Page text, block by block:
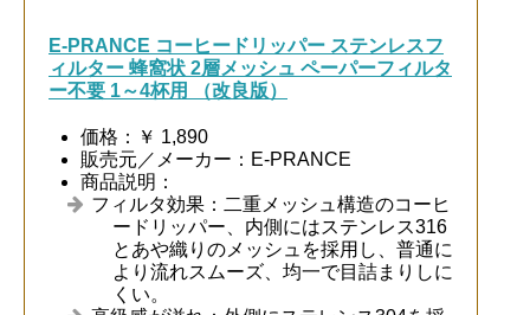
E-PRANCE コーヒードリッパー ステンレスフ
ィルター 蜂窩状 2層メッシュ ペーパーフィルタ
ー不要 1～4杯用 （改良版）
価格：￥ 1,890
販売元／メーカー：E-PRANCE
商品説明：
フィルタ効果：二重メッシュ構造のコーヒ
ードリッパー、内側にはステンレス316
とあや織りのメッシュを採用し、普通に
より流れスムーズ、均一で目詰まりしに
くい。